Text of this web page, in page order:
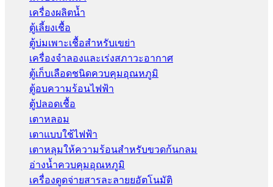
เครื่องผลิตน้ำ
ตู้เลี้ยงเชื้อ
ตู้บ่มเพาะเชื้อสำหรับเขย่า
เครื่องจำลองและเร่งสภาวะอากาศ
ตู้เก็บเลือดชนิดควบคุมอุณหภูมิ
ตู้อบความร้อนไฟฟ้า
ตู้ปลอดเชื้อ
เตาหลอม
เตาแบบใช้ไฟฟ้า
เตาหลุมให้ความร้อนสำหรับขวดก้นกลม
อ่างน้ำควบคุมอุณหภูมิ
เครื่องดูดจ่ายสารละลายยอัตโนมัติ